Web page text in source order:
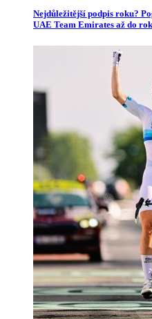
Nejdůležitější podpis roku?
UAE Team Emirates až do